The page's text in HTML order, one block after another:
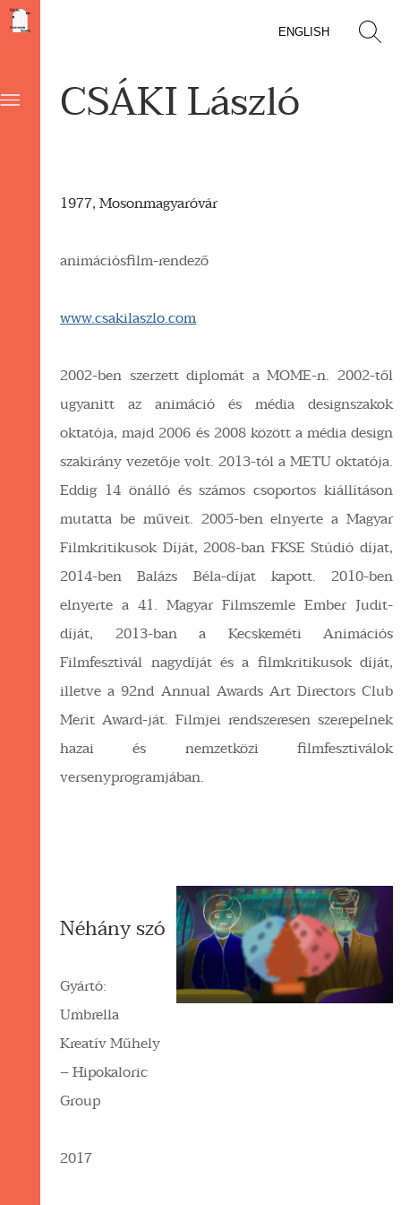
ENGLISH
CSÁKI László
1977, Mosonmagyaróvár
animációsfilm-rendező
www.csakilaszlo.com
2002-ben szerzett diplomát a MOME-n. 2002-től
ugyanitt az animáció és média designszakok
oktatója, majd 2006 és 2008 között a média design
szakirány vezetője volt. 2013-tól a METU oktatója.
Eddig 14 önálló és számos csoportos kiállításon
mutatta be műveit. 2005-ben elnyerte a Magyar
Filmkritikusok Díját, 2008-ban FKSE Stúdió díjat,
2014-ben Balázs Béla-díjat kapott. 2010-ben
elnyerte a 41. Magyar Filmszemle Ember Judit-
díját, 2013-ban a Kecskeméti Animációs
Filmfesztivál nagydíját és a filmkritikusok díját,
illetve a 92nd Annual Awards Art Directors Club
Merit Award-ját. Filmjei rendszeresen szerepelnek
hazai és nemzetközi filmfesztiválok
versenyprogramjában.
Néhány szó
Gyártó:
Umbrella
Kreatív Műhely
– Hipokaloric
Group
2017